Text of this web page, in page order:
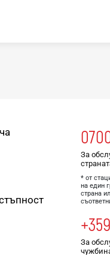
За
* от
на един
страна
За